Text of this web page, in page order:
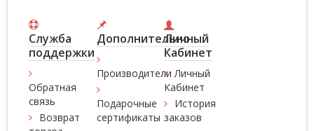
Служба
поддержки
Обратная
связь
Возврат
Дополнительно
Производители
Подарочные
сертификаты
Личный
Кабинет
Личный
Кабинет
История
заказов